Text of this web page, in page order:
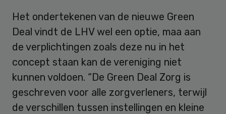
Het ondertekenen van de nieuwe Green
Deal vindt de LHV wel een optie, maa aan
de verplichtingen zoals deze nu in het
concept staan kan de vereniging niet
kunnen voldoen. “De Green Deal Zorg is
geschreven voor alle zorgverleners, terwijl
de verschillen tussen instellingen en kleine